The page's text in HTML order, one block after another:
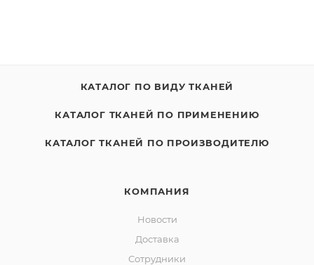
КАТАЛОГ ПО ВИДУ ТКАНЕЙ
КАТАЛОГ ТКАНЕЙ ПО ПРИМЕНЕНИЮ
КАТАЛОГ ТКАНЕЙ ПО ПРОИЗВОДИТЕЛЮ
КОМПАНИЯ
Новости
Доставка
Сотрудники